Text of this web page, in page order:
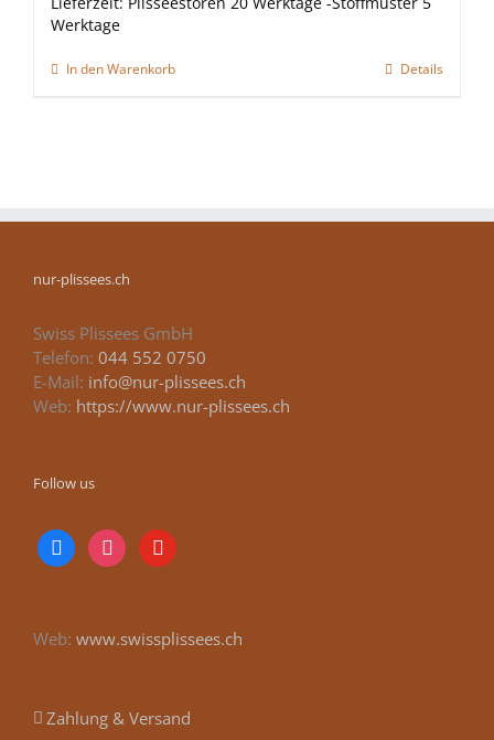
Werktage
In den Warenkorb Details
nur-plissees.ch
Swiss Plissees GmbH
Telefon: 044 552 0750
E-Mail: info@nur-plissees.ch
Web: https://www.nur-plissees.ch
Follow us
facebookinstagramyoutube
Web: www.swissplissees.ch
Zahlung & Versand